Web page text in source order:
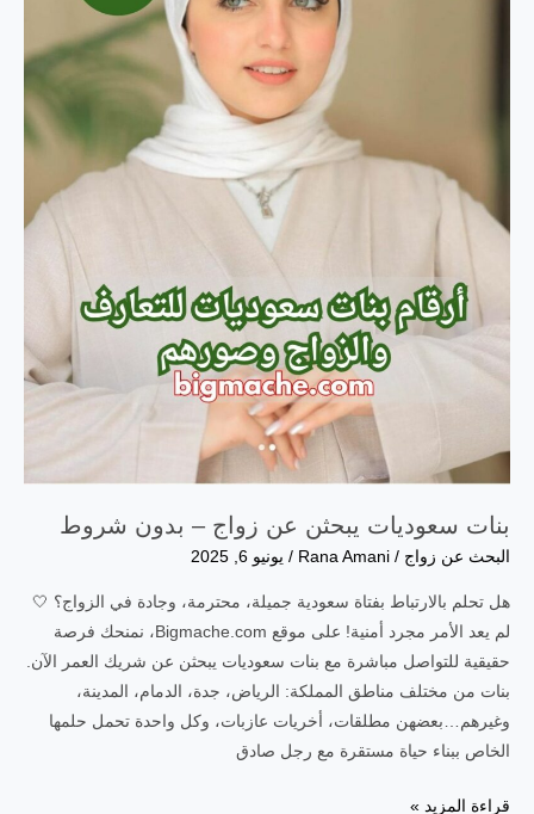
بنات سعوديات يبحثن عن زواج – بدون شروط
البحث عن زواج /
Rana Amani
/ يونيو 6, 2025
هل تحلم بالارتباط بفتاة سعودية جميلة، محترمة، وجادة في الزواج؟ 🤍
لم يعد الأمر مجرد أمنية! على موقع Bigmache.com، نمنحك فرصة
حقيقية للتواصل مباشرة مع بنات سعوديات يبحثن عن شريك العمر الآن.
بنات من مختلف مناطق المملكة: الرياض، جدة، الدمام، المدينة،
وغيرهم…بعضهن مطلقات، أخريات عازبات، وكل واحدة تحمل حلمها
الخاص ببناء حياة مستقرة مع رجل صادق
بنات
قراءة المزيد »